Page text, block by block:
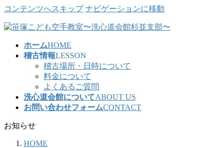
コンテンツへスキップ ナビゲーションに移動
ホームHOME
稽古情報LESSON
稽古場所・日時について
料金について
よくあるご質問
洗心道会館についてABOUT US
お問い合わせフォームCONTACT
お知らせ
HOME